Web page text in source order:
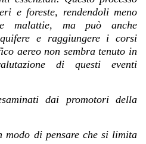
e foreste, rendendoli meno
malattie, ma può anche
e raggiungere i corsi
aereo non sembra tenuto in
di questi eventi
dai promotori della
di pensare che si limita